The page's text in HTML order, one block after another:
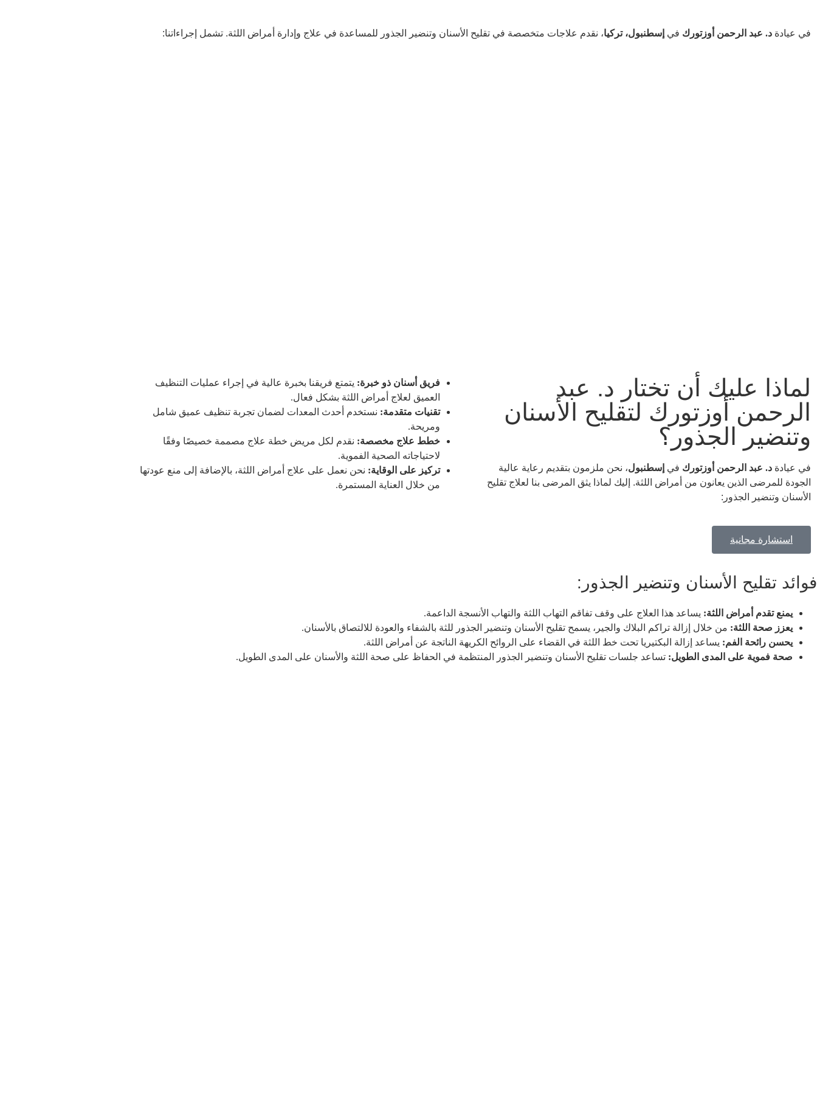
في عيادة د. عبد الرحمن أوزتورك في إسطنبول، تركيا، نقدم علاجات متخصصة في تقليح الأسنان وتنضير الجذور للمساعدة في علاج وإدارة أمراض اللثة. تشمل إجراءاتنا:
لماذا عليك أن تختار د. عبد
الرحمن أوزتورك لتقليح الأسنان
وتنضير الجذور؟
في عيادة د. عبد الرحمن أوزتورك في إسطنبول، نحن ملزمون بتقديم رعاية عالية
الجودة للمرضى الذين يعانون من أمراض اللثة. إليك لماذا يثق المرضى بنا لعلاج تقليح
الأسنان وتنضير الجذور:
استشارة مجانية
فريق أسنان ذو خبرة: يتمتع فريقنا بخبرة عالية في إجراء عمليات التنظيف
العميق لعلاج أمراض اللثة بشكل فعال.
تقنيات متقدمة: نستخدم أحدث المعدات لضمان تجربة تنظيف عميق شامل
ومريحة.
خطط علاج مخصصة: نقدم لكل مريض خطة علاج مصممة خصيصًا وفقًا
لاحتياجاته الصحية الفموية.
تركيز على الوقاية: نحن نعمل على علاج أمراض اللثة، بالإضافة إلى منع عودتها
من خلال العناية المستمرة.
فوائد تقليح الأسنان وتنضير الجذور:
يمنع تقدم أمراض اللثة: يساعد هذا العلاج على وقف تفاقم التهاب اللثة والتهاب الأنسجة الداعمة.
يعزز صحة اللثة: من خلال إزالة تراكم البلاك والجير، يسمح تقليح الأسنان وتنضير الجذور للثة بالشفاء والعودة للالتصاق بالأسنان.
يحسن رائحة الفم: يساعد إزالة البكتيريا تحت خط اللثة في القضاء على الروائح الكريهة الناتجة عن أمراض اللثة.
صحة فموية على المدى الطويل: تساعد جلسات تقليح الأسنان وتنضير الجذور المنتظمة في الحفاظ على صحة اللثة والأسنان على المدى الطويل.